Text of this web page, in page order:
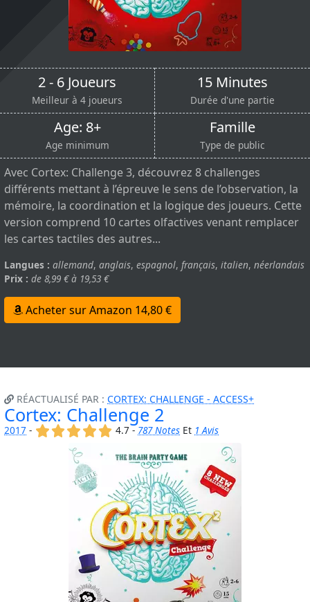
2 - 6 Joueurs
Meilleur à 4 joueurs
15 Minutes
Durée d'une partie
Age: 8+
Age minimum
Famille
Type de public
Avec Cortex: Challenge 3, découvrez 8 challenges
différents mettant à l’épreuve le sens de l’observation, la
mémoire, la coordination et la logique des joueurs. Cette
version comprend 10 cartes olfactives venant remplacer
les cartes tactiles des autres...
Langues : allemand, anglais, espagnol, français, italien, néerlandais
Prix : de 8,99 € à 19,53 €
Acheter sur Amazon 14,80 €
RÉACTUALISÉ PAR : CORTEX: CHALLENGE - ACCESS+
Cortex: Challenge 2
2017 - (x) (x) (x) (x) (x)
4.7 - 787 Notes Et 1 Avis